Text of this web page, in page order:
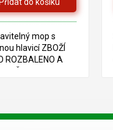
mop s
hlavicí ZBOŽÍ
ROZBALENO A